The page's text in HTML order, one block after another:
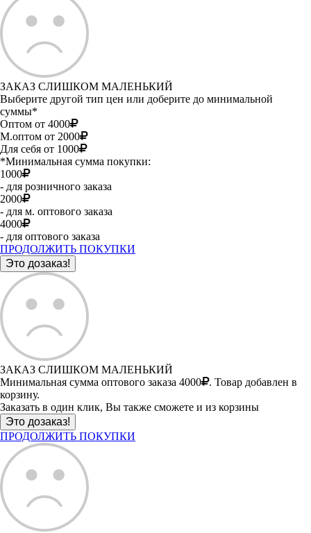
ЗАКАЗ СЛИШКОМ МАЛЕНЬКИЙ
Выберите другой тип цен или доберите до минимальной
суммы*
Оптом от 4000
М.оптом от 2000
Для себя от 1000
*Минимальная сумма покупки:
1000
- для розничного заказа
2000
- для м. оптового заказа
4000
- для оптового заказа
ПРОДОЛЖИТЬ ПОКУПКИ
ЗАКАЗ СЛИШКОМ МАЛЕНЬКИЙ
Минимальная сумма оптового заказа 4000
. Товар добавлен в
корзину.
Заказать в один клик, Вы также сможете и из корзины
ПРОДОЛЖИТЬ ПОКУПКИ